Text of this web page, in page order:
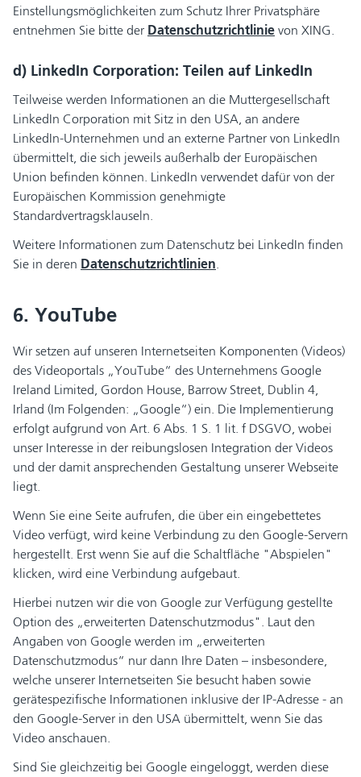
Einstellungsmöglichkeiten zum Schutz Ihrer Privatsphäre
entnehmen Sie bitte der Datenschutzrichtlinie von XING.
d) LinkedIn Corporation: Teilen auf LinkedIn
Teilweise werden Informationen an die Muttergesellschaft
LinkedIn Corporation mit Sitz in den USA, an andere
LinkedIn-Unternehmen und an externe Partner von LinkedIn
übermittelt, die sich jeweils außerhalb der Europäischen
Union befinden können. LinkedIn verwendet dafür von der
Europäischen Kommission genehmigte
Standardvertragsklauseln.
Weitere Informationen zum Datenschutz bei LinkedIn finden
Sie in deren Datenschutzrichtlinien.
6. YouTube
Wir setzen auf unseren Internetseiten Komponenten (Videos)
des Videoportals „YouTube“ des Unternehmens Google
Ireland Limited, Gordon House, Barrow Street, Dublin 4,
Irland (Im Folgenden: „Google“) ein. Die Implementierung
erfolgt aufgrund von Art. 6 Abs. 1 S. 1 lit. f DSGVO, wobei
unser Interesse in der reibungslosen Integration der Videos
und der damit ansprechenden Gestaltung unserer Webseite
liegt.
Wenn Sie eine Seite aufrufen, die über ein eingebettetes
Video verfügt, wird keine Verbindung zu den Google-Servern
hergestellt. Erst wenn Sie auf die Schaltfläche "Abspielen"
klicken, wird eine Verbindung aufgebaut.
Hierbei nutzen wir die von Google zur Verfügung gestellte
Option des „erweiterten Datenschutzmodus". Laut den
Angaben von Google werden im „erweiterten
Datenschutzmodus“ nur dann Ihre Daten – insbesondere,
welche unserer Internetseiten Sie besucht haben sowie
gerätespezifische Informationen inklusive der IP-Adresse - an
den Google-Server in den USA übermittelt, wenn Sie das
Video anschauen.
Sind Sie gleichzeitig bei Google eingeloggt, werden diese